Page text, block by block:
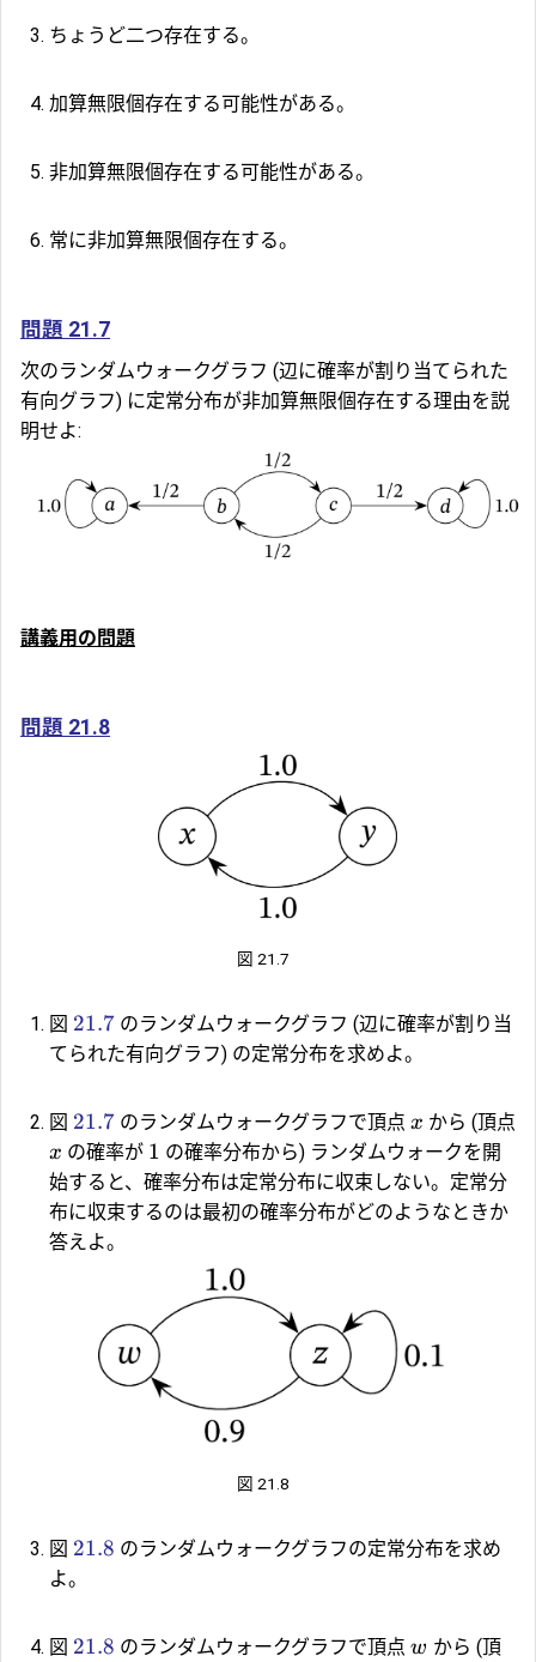
ちょうど二つ存在する。
加算無限個存在する可能性がある。
非加算無限個存在する可能性がある。
常に非加算無限個存在する。
問題 21.7
次のランダムウォークグラフ (辺に確率が割り当てられた
有向グラフ) に定常分布が非加算無限個存在する理由を説
明せよ:
講義用の問題
問題 21.8
図 21.7
図 21.7 のランダムウォークグラフ (辺に確率が割り当
てられた有向グラフ) の定常分布を求めよ。
図 21.7 のランダムウォークグラフで頂点 x から (頂点
x の確率が 1 の確率分布から) ランダムウォークを開
始すると、確率分布は定常分布に収束しない。定常分
布に収束するのは最初の確率分布がどのようなときか
答えよ。
図 21.8
図 21.8 のランダムウォークグラフの定常分布を求め
よ。
図 21.8 のランダムウォークグラフで頂点 w から (頂